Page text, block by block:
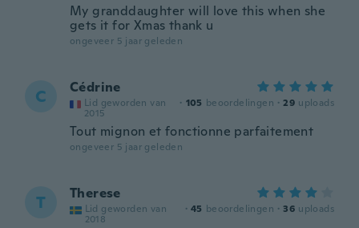
My granddaughter will love this when she
gets it for Xmas thank u
ongeveer 5 jaar geleden
C Cédrine
Lid geworden van
2015
· 105 beoordelingen · 29 uploads
Tout mignon et fonctionne parfaitement
ongeveer 5 jaar geleden
T Therese
Lid geworden van
2018
· 45 beoordelingen · 36 uploads